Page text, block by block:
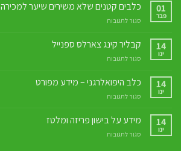
01
פבר
כלבים קטנים שלא משירים שיער למכירה
סגור לתגובות
קטנים
משירים
למכירה
14
ינו
קבליר קינג צארלס ספנייל
סגור לתגובות
קינג
ספנייל
14
ינו
כלב היפואלרגני – מידע מפורט
סגור לתגובות
היפואלרגני
מידע
14
ינו
מידע על בישון פריזה ומלטז
סגור לתגובות